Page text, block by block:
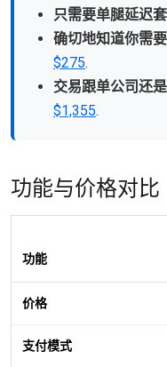
只需要单腿延迟套
确切地知道你需要
$275.
交易跟单公司还
$1,355.
功能与价格对比
功能
价格
支付模式